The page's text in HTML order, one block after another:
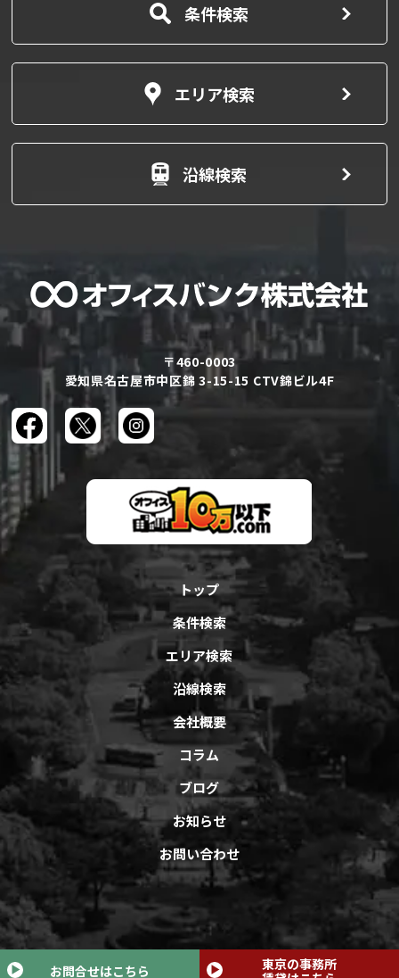
条件検索
エリア検索
沿線検索
〒460-0003
愛知県名古屋市中区錦 3-15-15 CTV錦ビル4F
トップ
条件検索
エリア検索
沿線検索
会社概要
コラム
ブログ
お知らせ
お問い合わせ
Copyright © オフィスバンクAll Rights Reserved.
お問合せはこちら
東京の事務所